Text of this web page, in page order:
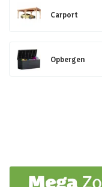
Carport
Opbergen